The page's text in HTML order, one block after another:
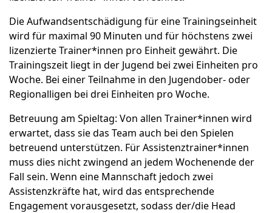
Die Aufwandsentschädigung für eine Trainingseinheit
wird für maximal 90 Minuten und für höchstens zwei
lizenzierte Trainer*innen pro Einheit gewährt. Die
Trainingszeit liegt in der Jugend bei zwei Einheiten pro
Woche. Bei einer Teilnahme in den Jugendober- oder
Regionalligen bei drei Einheiten pro Woche.
Betreuung am Spieltag: Von allen Trainer*innen wird
erwartet, dass sie das Team auch bei den Spielen
betreuend unterstützen. Für Assistenztrainer*innen
muss dies nicht zwingend an jedem Wochenende der
Fall sein. Wenn eine Mannschaft jedoch zwei
Assistenzkräfte hat, wird das entsprechende
Engagement vorausgesetzt, sodass der/die Head